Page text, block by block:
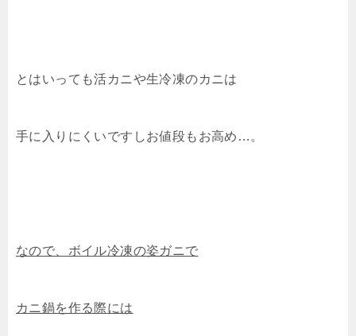
とはいっても活カニや生冷凍のカニは
手に入りにくいですしお値段もお高め…。
なので、ボイル冷凍の姿ガニで
カニ鍋を作る際には